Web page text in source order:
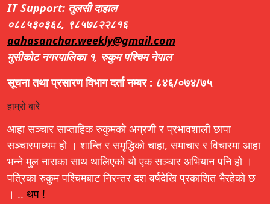
IT Support: तुलसी दाहाल
०८८५३०३६८, ९८५७८२२८१६
aahasanchar.weekly@gmail.com
मुसीकोट नगरपालिका १, रुकुम पश्चिम नेपाल
सूचना तथा प्रसारण विभाग दर्ता नम्बर : ८४६/०७४/७५
हाम्रो बारे
आहा सञ्चार साप्ताहिक रुकुमको अग्रणी र प्रभावशाली छापा
सञ्चारमाध्यम हो । शान्ति र समृद्धिको चाहा, समाचार र विचारमा आहा
भन्ने मुल नाराका साथ थालिएको यो एक सञ्चार अभियान पनि हो ।
पत्रिका रुकुम पश्चिमबाट निरन्तर दश वर्षदेखि प्रकाशित भैरहेको छ
। .. थप !